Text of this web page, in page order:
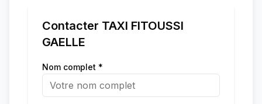
Contacter TAXI FITOUSSI
GAELLE
Nom complet *